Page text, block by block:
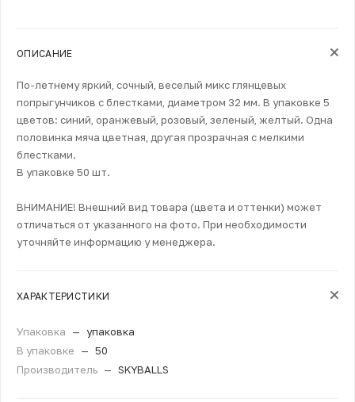
ОПИСАНИЕ
По-летнему яркий, сочный, веселый микс глянцевых
попрыгунчиков с блестками, диаметром 32 мм. В упаковке 5
цветов: синий, оранжевый, розовый, зеленый, желтый. Одна
половинка мяча цветная, другая прозрачная с мелкими
блестками.
В упаковке 50 шт.
ВНИМАНИЕ! Внешний вид товара (цвета и оттенки) может
отличаться от указанного на фото. При необходимости
уточняйте информацию у менеджера.
ХАРАКТЕРИСТИКИ
Упаковка —
упаковка
В упаковке
— 50
Производитель — SKYBALLS